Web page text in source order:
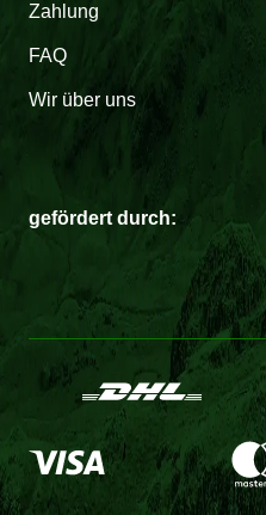
Zahlung
FAQ
Wir über uns
gefördert durch: